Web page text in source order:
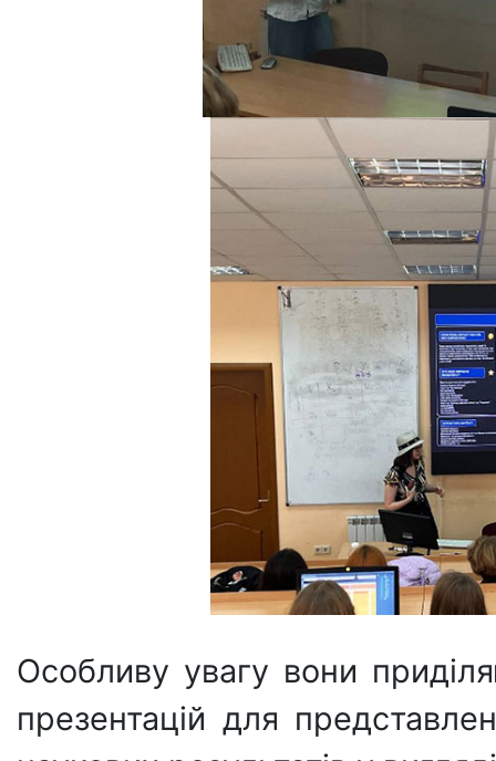
Особливу увагу вони
презентацій для